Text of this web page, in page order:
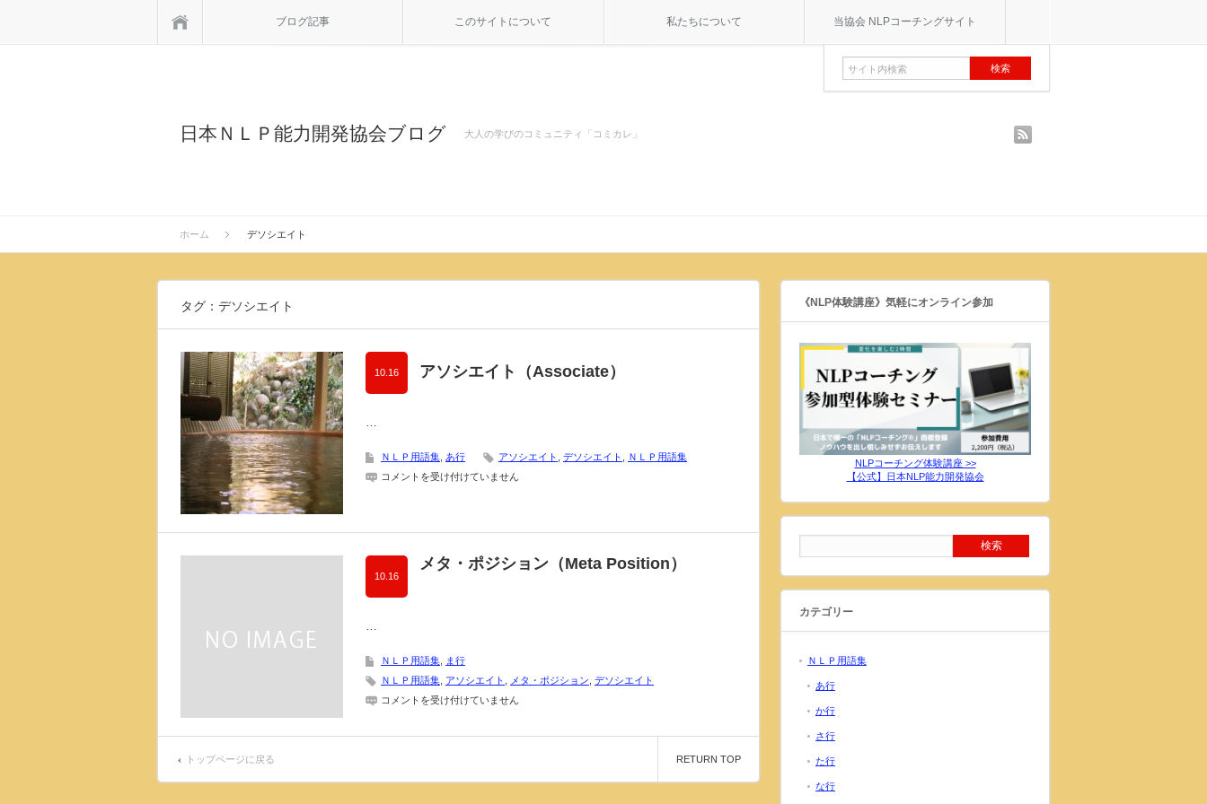
ブログ記事 このサイトについて 私たちについて 当協会 NLPコーチングサイト
日本ＮＬＰ能力開発協会ブログ 大人の学びのコミュニティ「コミカレ」
ホーム デソシエイト
タグ：デソシエイト
アソシエイト（Associate）
10.16
…
ＮＬＰ用語集 あ行 アソシエイト デソシエイト
ＮＬＰ用語集
ア
（Associate）
コメントを受け付けていません
メタ・ポジション（Meta Position）
10.16
…
ＮＬＰ用語集
ま行
ＮＬＰ用語集 アソシエイト メタ・ポジション デソシエイト
メ
ジ
ン
コメントを受け付けていません
トップページに戻る RETURN TOP
《NLP体験講座》気軽にオンライン参加
NLPコーチング体験講座 >>
【公式】日本NLP能力開発協会
カテゴリー
ＮＬＰ用語集
あ行
か行
さ行
た行
な行